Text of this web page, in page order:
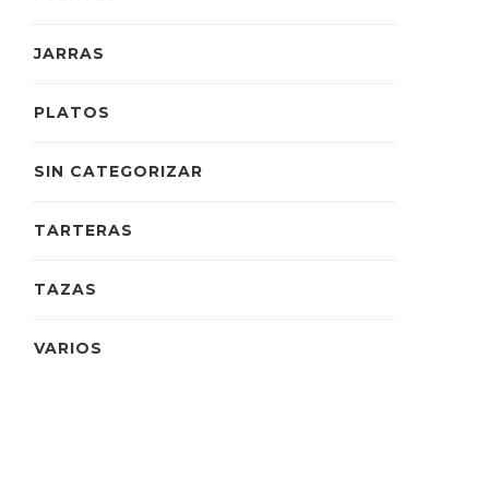
JARRAS
PLATOS
SIN CATEGORIZAR
TARTERAS
TAZAS
VARIOS